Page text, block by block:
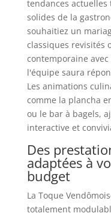
tendances actuelles
solides de la
souhaitiez un
classiques revisités
contemporaine
l'équipe saura
Les animations
comme la plancha
ou le bar à bagels,
interactive et
Des
adaptées à
budget
La Toque
totalement